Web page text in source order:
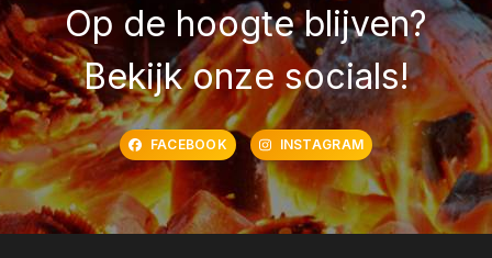
Op de hoogte blijven?
Bekijk onze socials!
FACEBOOK INSTAGRAM